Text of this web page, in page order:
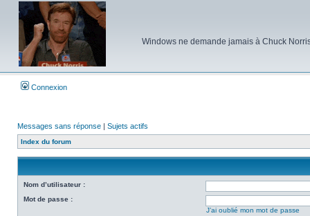
Windows ne demande jamais à Chuck
Connexion
Messages sans réponse | Sujets actifs
Index du forum
Nom d’utilisateur :
Mot de passe :
J’ai oublié mon mot de passe